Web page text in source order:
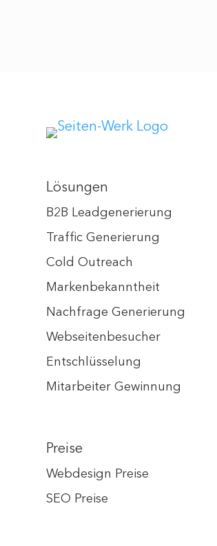
Lösungen
B2B Leadgenerierung
Traffic Generierung
Cold Outreach
Markenbekanntheit
Nachfrage Generierung
Webseitenbesucher
Entschlüsselung
Mitarbeiter Gewinnung
Preise
Webdesign Preise
SEO Preise